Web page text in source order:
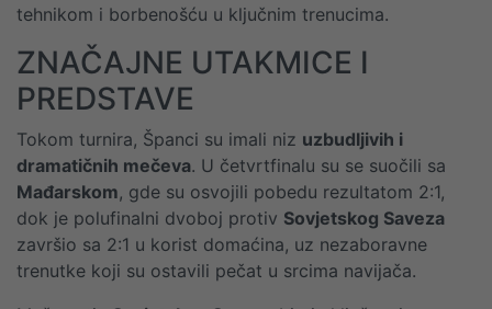
tehnikom i borbenošću u ključnim trenucima.
ZNAČAJNE UTAKMICE I
PREDSTAVE
Tokom turnira, Španci su imali niz uzbudljivih i
dramatičnih mečeva. U četvrtfinalu su se suočili sa
Mađarskom, gde su osvojili pobedu rezultatom 2:1,
dok je polufinalni dvoboj protiv Sovjetskog Saveza
završio sa 2:1 u korist domaćina, uz nezaboravne
trenutke koji su ostavili pečat u srcima navijača.